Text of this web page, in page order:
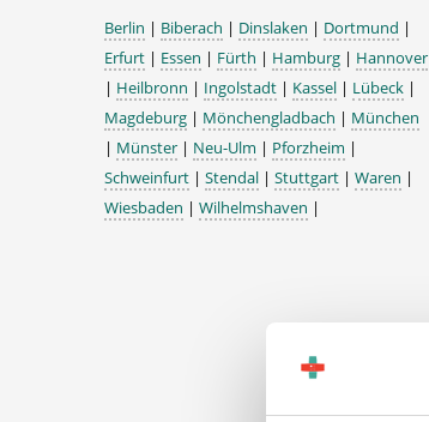
Berlin | Biberach | Dinslaken | Dortmund |
Erfurt | Essen | Fürth | Hamburg | Hannover
| Heilbronn | Ingolstadt | Kassel | Lübeck |
Magdeburg | Mönchengladbach | München
| Münster | Neu-Ulm | Pforzheim |
Schweinfurt | Stendal | Stuttgart | Waren |
Wiesbaden | Wilhelmshaven |